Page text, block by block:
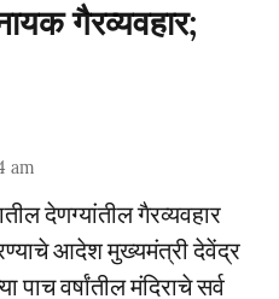
गैरव्यवहार;
am
देणग्यांतील गैरव्यवहार
आदेश मुख्यमंत्री देवेंद्र
वर्षांतील मंदिराचे सर्व